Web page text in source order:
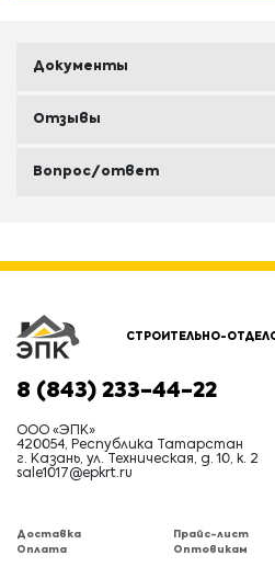
Документы
Отзывы
Вопрос/ответ
СТРОИТЕЛЬНО-
8 (843) 233-44-22
ООО «ЭПК»
420054, Республика Татарстан
г. Казань, ул. Техническая, д. 10, к. 2
sale1017@epkrt.ru
Доставка
Оплата
Прайс-лист
Оптовикам